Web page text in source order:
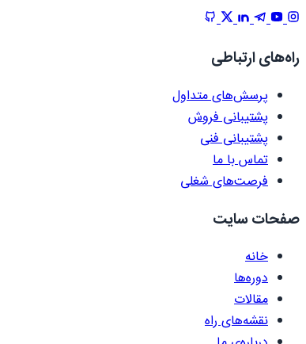
راه‌های ارتباطی
پرسش‌های متداول
پشتیبانی فروش
پشتیبانی فنی
تماس با ما
فرصت‌های شغلی
صفحات سایت
خانه
دوره‌ها
مقالات
نقشه‌های راه